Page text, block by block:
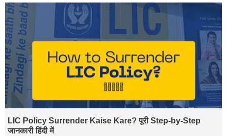
LIC Policy Surrender Kaise Kare? पूरी Step-by-Step
जानकारी हिंदी में